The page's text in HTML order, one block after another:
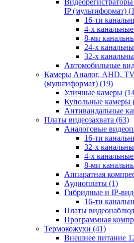
IP (мультиформат)
16-ти
4-х канальные
8-ми
24-х
32-х
Автомобильные
Камеры Аналог, AHD,
(мультиформат) (19)
Уличные камеры
Купольные камеры
Антивандальные
Платы видеозахвата (63)
Аналоговые
16-ти
32-х
4-х канальные
8-ми
Аппаратная
Аудиоплаты (1)
Гибридные и IP-
16-ти
Платы
Программная
Термокожухи (41)
Внешнее питание